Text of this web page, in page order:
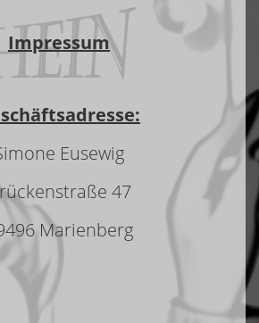
Impressum
Eusewig
47
Marienberg